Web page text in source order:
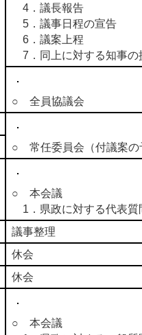
4．議長報告
5．議事日程の宣告
6．議案上程
7．同上に対する知事の
○ 全員協議会
○ 常任委員会（付議案の
○ 本会議
1．県政に対する代表質
議事整理
休会
休会
○ 本会議